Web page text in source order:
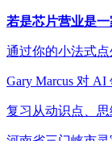
若是芯片营业是
通过你的小法式
Gary Marcus 对
复习从动识点、思